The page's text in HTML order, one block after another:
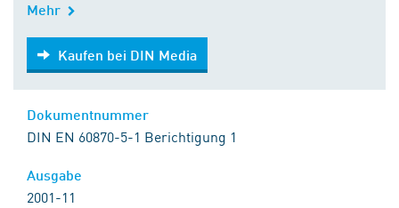
Mehr
Kaufen bei DIN Media
Kaufen bei DIN Media
DIN EN 60870-5-1 Berichtigung 1
2001-11